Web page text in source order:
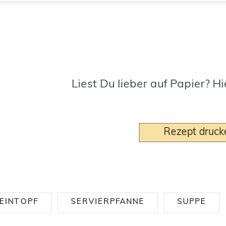
Liest Du lieber auf Papier?
Rezept
EINTOPF SERVIERPFANNE SUPPE